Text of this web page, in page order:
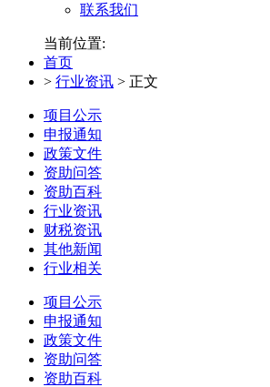
联系我们
当前位置:
首页
> 行业资讯 > 正文
项目公示
申报通知
政策文件
资助问答
资助百科
行业资讯
财税资讯
其他新闻
行业相关
项目公示
申报通知
政策文件
资助问答
资助百科